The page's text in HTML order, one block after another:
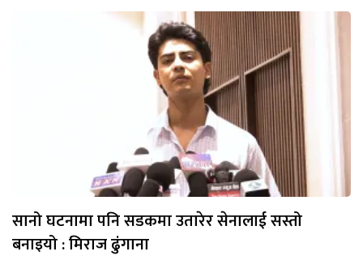
सानो घटनामा पनि सडकमा उतारेर सेनालाई सस्तो
बनाइयो : मिराज ढुंगाना